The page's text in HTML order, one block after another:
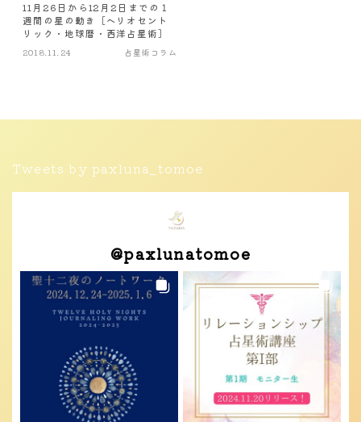
11月26日から12月2日までの１
週間の星の動き［ヘリオセント
リック・地球暦・西洋占星術］
2018.11.24 占星術コラム
Tweets by paxluna_tomoe
@paxlunatomoe